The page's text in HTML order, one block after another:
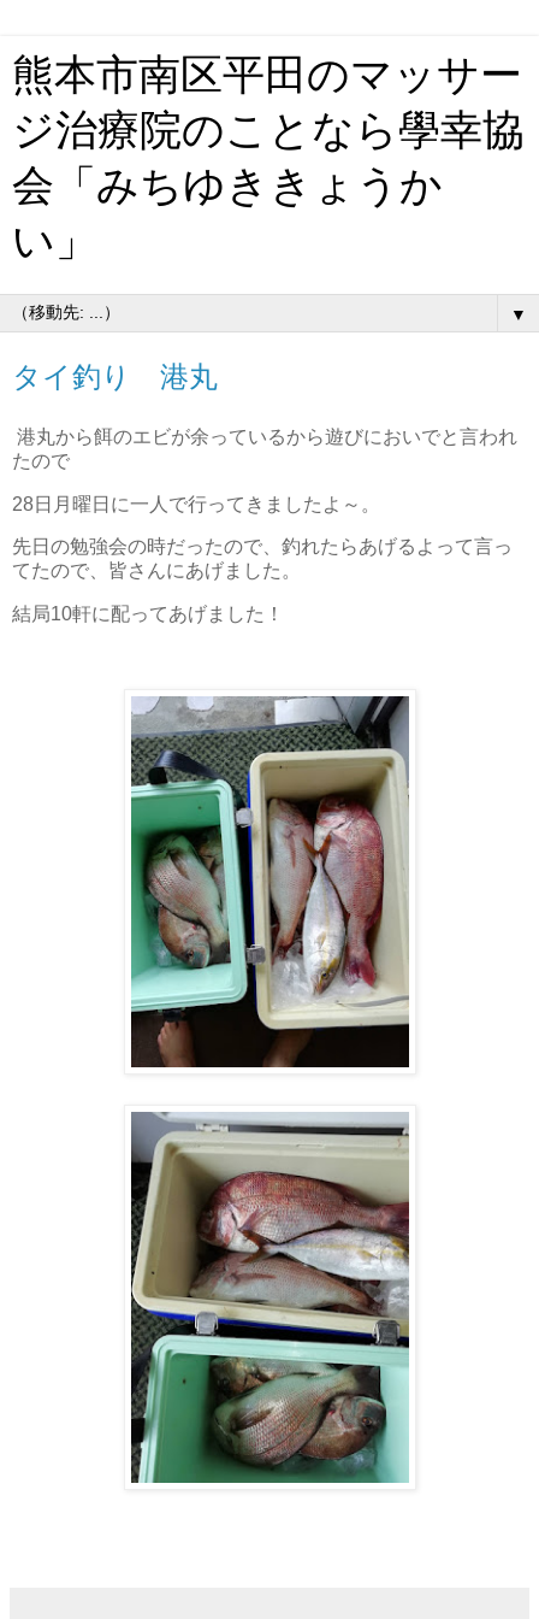
熊本市南区平田のマッサー
ジ治療院のことなら學幸協
会「みちゆききょうか
い」
▼
タイ釣り 港丸
港丸から餌のエビが余っているから遊びにおいでと言われ
たので
28日月曜日に一人で行ってきましたよ～。
先日の勉強会の時だったので、釣れたらあげるよって言っ
てたので、皆さんにあげました。
結局10軒に配ってあげました！